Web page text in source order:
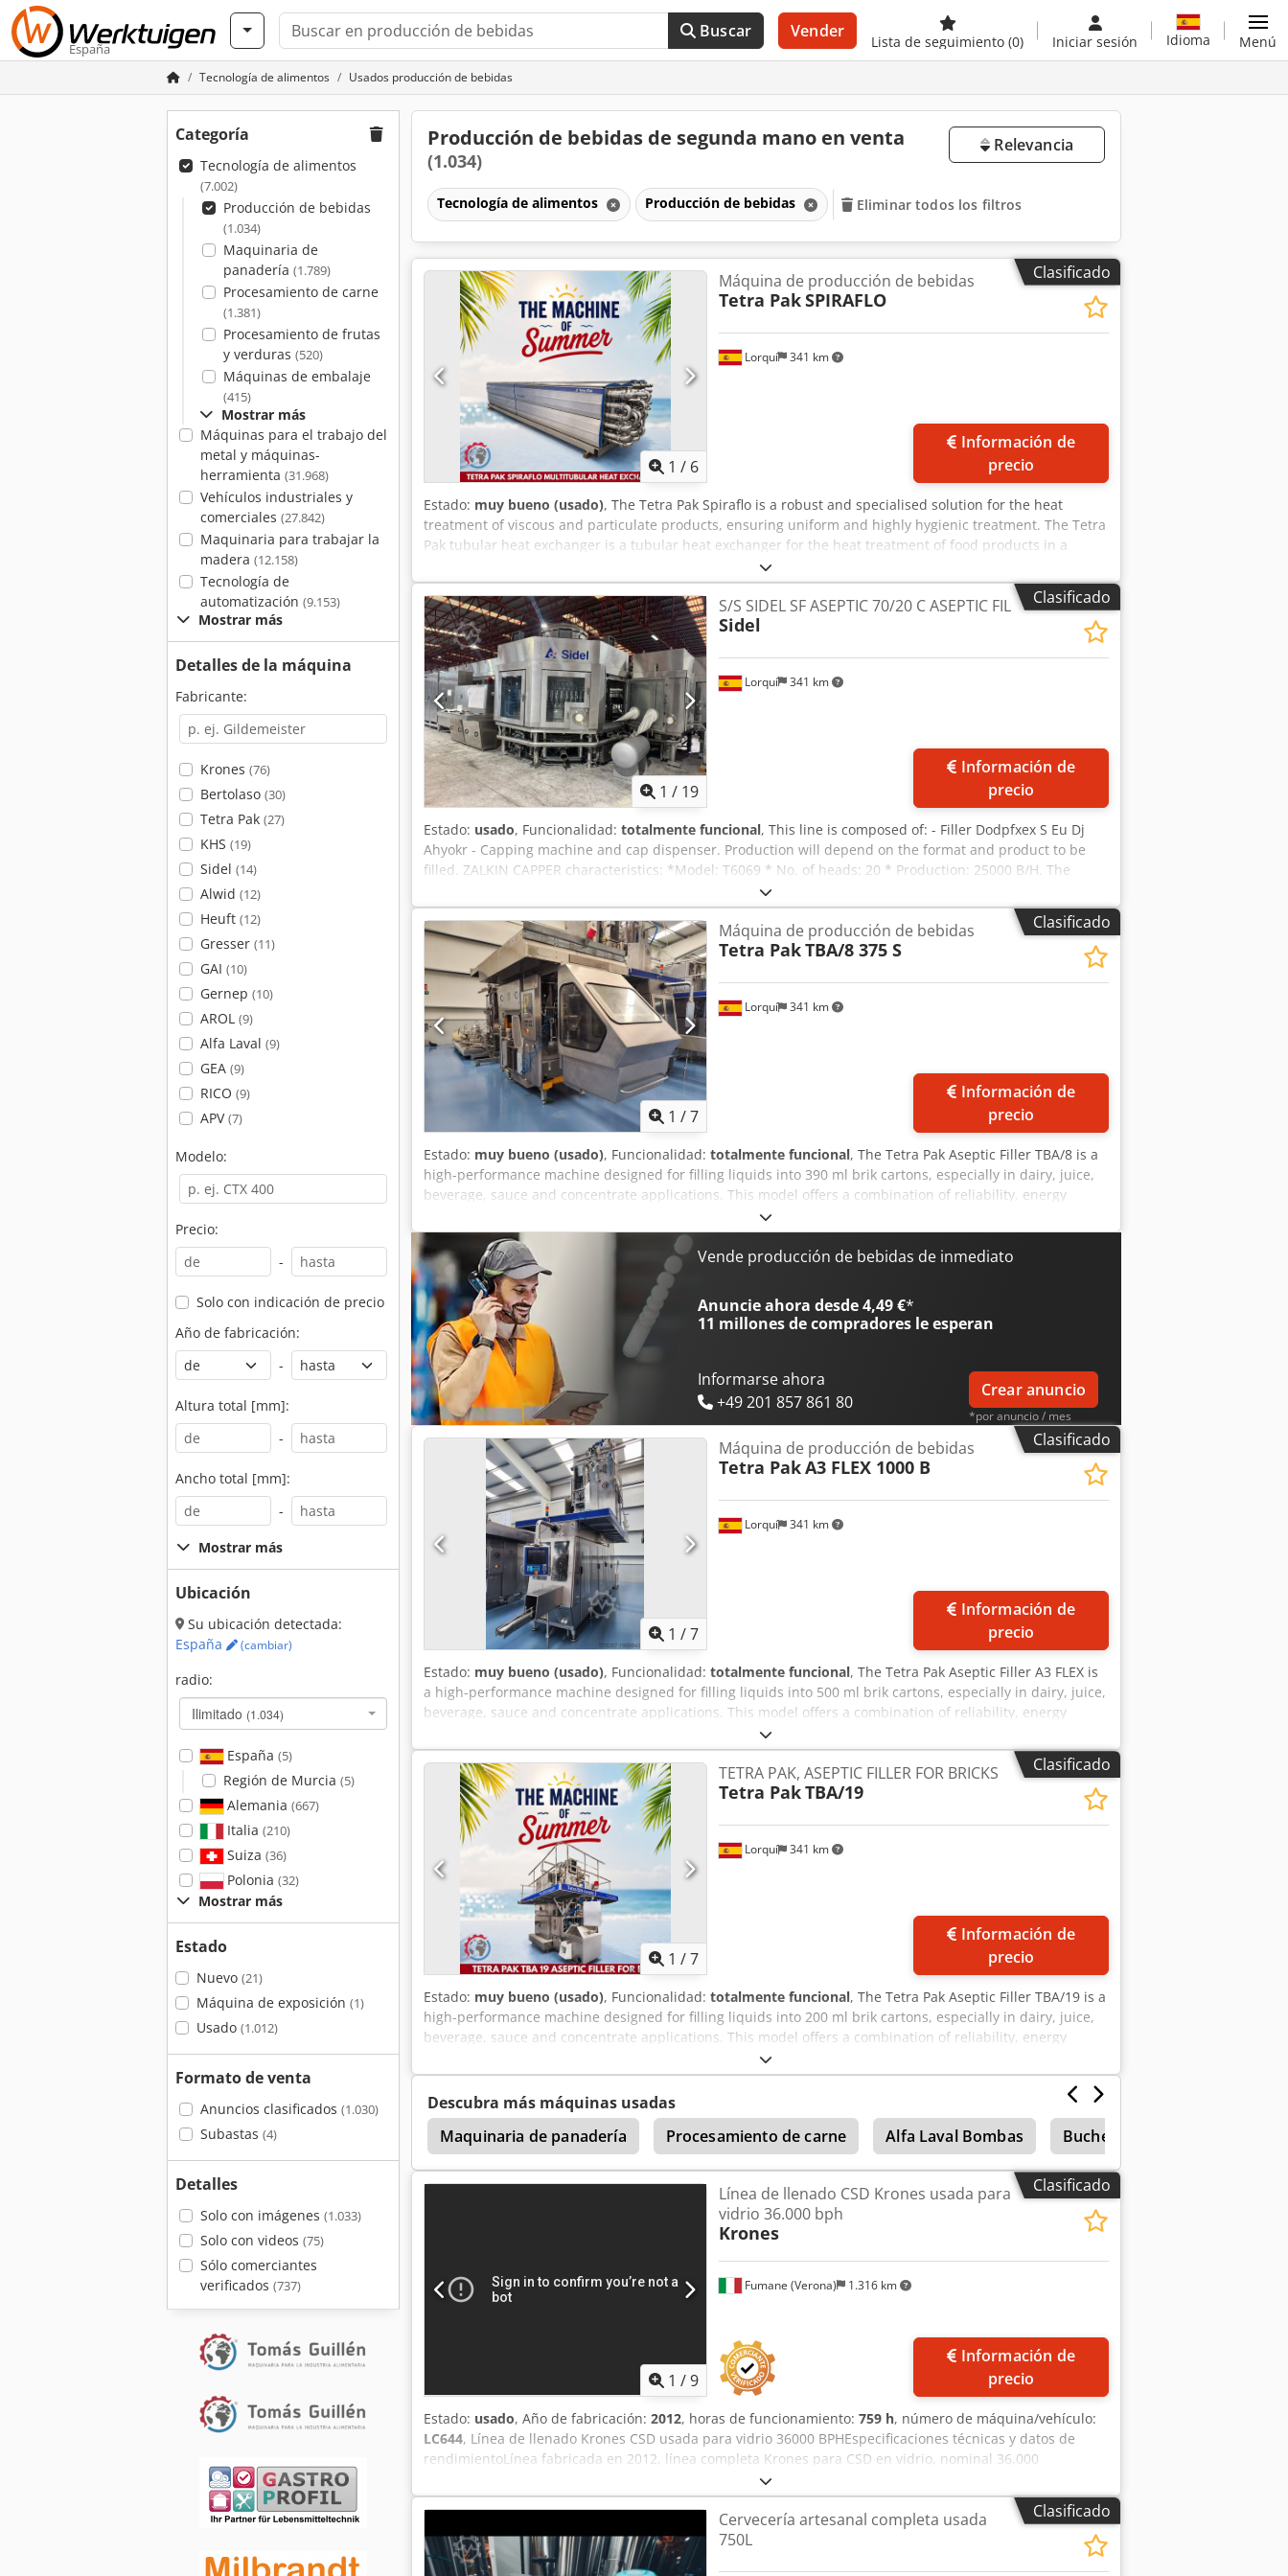
España
Buscar Vender
Lista de seguimiento (0) Iniciar sesión Idioma Menú
Tecnología de alimentos Usados producción de bebidas
Categoría
Tecnología de alimentos
(7.002)
Producción de bebidas
(1.034)
Maquinaria de
panadería (1.789)
Procesamiento de carne
(1.381)
Procesamiento de frutas
y verduras (520)
Máquinas de embalaje
(415)
Mostrar más
Máquinas para el trabajo del
metal y máquinas-
herramienta (31.968)
Vehículos industriales y
comerciales (27.842)
Maquinaria para trabajar la
madera (12.158)
Tecnología de
automatización (9.153)
Mostrar más
Detalles de la máquina
Fabricante:
Krones (76)
Bertolaso (30)
Tetra Pak (27)
KHS (19)
Sidel (14)
Alwid (12)
Heuft (12)
Gresser (11)
GAI (10)
Gernep (10)
AROL (9)
Alfa Laval (9)
GEA (9)
RICO (9)
APV(7)
Modelo:
Precio:
-
Solo con indicación de precio
Año de fabricación:
-
Altura total [mm]:
-
Ancho total [mm]:
-
Mostrar más
Ubicación
Su ubicación detectada:
España
(cambiar)
radio:
Ilimitado (1.034)
España (5)
Región de Murcia (5)
Alemania (667)
Italia (210)
Suiza (36)
Polonia (32)
Mostrar más
Estado
Nuevo (21)
Máquina de exposición (1)
Usado (1.012)
Formato de venta
Anuncios clasificados (1.030)
Subastas (4)
Detalles
Solo con imágenes (1.033)
Solo con videos (75)
Sólo comerciantes
verificados (737)
Producción de bebidas de segunda mano en venta
(1.034)
Relevancia
Tecnología de alimentos Producción de bebidas Eliminar todos los filtros
Clasificado
1 / 6
Lorquí 341 km
Máquina de producción de bebidas
Tetra PakSPIRAFLO
precio
Estado: muy bueno (usado), The Tetra Pak Spiraflo is a robust and specialised solution for the heat
treatment of viscous and particulate products, ensuring uniform and highly hygienic treatment. The Tetra
Pak tubular heat exchanger is a tubular heat exchanger for the heat treatment of food products in a
processing line. Applications: High and low viscosity food products, with or without particles, and
products with fibres or pulp. Features: - Floating protection system. - Modular design. - Heat exchanger
protection panels. - Product-to-product heat recovery. - Long floating tubes. - Design pressure (tubes): 40
bar Djdpfx Ahszm U Nqeyskr - Test pressure (tubes): 64 bar - Volume (tubes): 336 L.
Clasificado
1 / 19
Lorquí 341 km
S/S SIDEL SF ASEPTIC 70/20 C ASEPTIC FIL
Sidel
precio
Estado: usado, Funcionalidad: totalmente funcional, This line is composed of: - Filler Dodpfxex S Eu Dj
Ahyokr - Capping machine and cap dispenser. Production will depend on the format and product to be
filled. ZALKIN CAPPER characteristics: *Model: T6069 * No. of heads: 20 * Production: 25000 B/H. The
Zalkin capping machines are built for the crimping of aluminum screw caps (for carbonated beverages or
non-carbonated liquids). They can also be equipped for the application of aluminum or plastic caps of
various types (aluminum or plastic pre-sealed caps, screw-on or ratchet caps). The SIDEL cap orienting
distributor combines three functions in one: lifting, orientation and distribution. The machine effectively
orients the caps and optimizes the use of the floor space. This design makes it possible to orient caps
from 20 mm to 120 mm diameter, plastic or metal, according to their geometrical shape. The system is
able to reach speeds of 2000 caps/min. for the classic formats and 1000 caps/min. for the "sports" type
caps. The cap feeder is easily connected to the SIDEL cap air conveyor, thus eliminating the need to locate
the machine.
Clasificado
1 /7
Lorquí 341 km
Máquina de producción de bebidas
Tetra PakTBA/8 375 S
precio
Estado: muy bueno (usado), Funcionalidad: totalmente funcional, The Tetra Pak Aseptic Filler TBA/8 is a
high-performance machine designed for filling liquids into 390 ml brik cartons, especially in dairy, juice,
beverage, sauce and concentrate applications. This model offers a combination of reliability, energy
efficiency and production flexibility. Outstanding technical specifications: -Production capacity: up to 6,000
containers per hour (bph) in 390 ml format. Dsdow Hf Awepfx Ahyekr -Filling system: Aseptic technology
with electronic pre-expulsion valve and automatic level control. Production may vary depending on the
format.
Vende producción de bebidas de inmediato
Anuncie ahora desde 4,49 €*
11 millones de compradores le esperan
Informarse ahora
+49 201 857 861 80
Crear anuncio
*por anuncio / mes
Clasificado
1 /7
Lorquí 341 km
Máquina de producción de bebidas
Tetra PakA3 FLEX 1000 B
precio
Estado: muy bueno (usado), Funcionalidad: totalmente funcional, The Tetra Pak Aseptic Filler A3 FLEX is
a high-performance machine designed for filling liquids into 500 ml brik cartons, especially in dairy, juice,
beverage, sauce and concentrate applications. This model offers a combination of reliability, energy
efficiency and production flexibility. Outstanding technical specifications: -Production capacity: up to 6,000
containers per hour (bph) in 500 ml format. Dkodpfx Ahjw Hf Efsyjr -Intuitive operator interface: Tetra Pak
touch panel. Output may vary depending on the format.
Clasificado
1 /7
Lorquí 341 km
TETRA PAK, ASEPTIC FILLER FOR BRICKS
Tetra PakTBA/19
precio
Estado: muy bueno (usado), Funcionalidad: totalmente funcional, The Tetra Pak Aseptic Filler TBA/19 is a
high-performance machine designed for filling liquids into 200 ml brik cartons, especially in dairy, juice,
beverage, sauce and concentrate applications. This model offers a combination of reliability, energy
efficiency and production flexibility. Outstanding technical specifications: -Production capacity: up to 6,000
containers per hour (bph) in 200 ml format. Output may vary depending on the format. Djdpfx Ahewn
Iktsyekr
Descubra más máquinas usadas
Maquinaria de panadería
Procesamiento de carne Alfa Laval Bombas Bucher Barredoras
Sartorius Filtros Schmidt Barredoras
Clasificado
1 /9
Fumane (Verona) 1.316 km
Línea de llenado CSD Krones usada para
vidrio 36.000 bph
Krones
precio
Estado: usado, Año de fabricación: 2012, horas de funcionamiento: 759 h, número de máquina/vehículo:
LC644, Línea de llenado Krones CSD usada para vidrio 36000 BPHEspecificaciones técnicas y datos de
rendimientoLínea fabricada en 2012, línea completa Krones para CSD en vidrio, nominal 36,000
bottles/hour en formato 1.0 L, con llenadora isobárica de 70 válvulas y 18 cabezales de taponado. Lista
para operar y con 759 horas de trabajo.Fabricante: KronesAño de fabricación: 2012Capacidad nominal:
36,000 bphTipo de producto: CSD (refrescos carbonatados)Tipo de envase: Botellas de vidrioAcabado de
cuello de botella: 28 mmFormato de volumen: 1.0 LCabezas/boquillas de enjuague: 90Válvulas de llenado:
70 (llenadora isobárica para CSD)Cabezas de taponado: 18Horas de trabajo: 759Datos eléctricos: 400/230
Clasificado
Cervecería artesanal completa usada
750L